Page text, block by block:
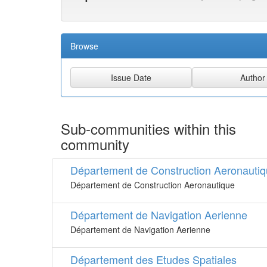
Browse
Sub-communities within this
community
Département de Construction
Département de Construction Aeronautique
Département de Navigation Aerienne
Département de Navigation Aerienne
Département des Etudes Spatiales